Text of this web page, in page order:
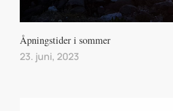
Åpningstider i sommer
23. juni, 2023